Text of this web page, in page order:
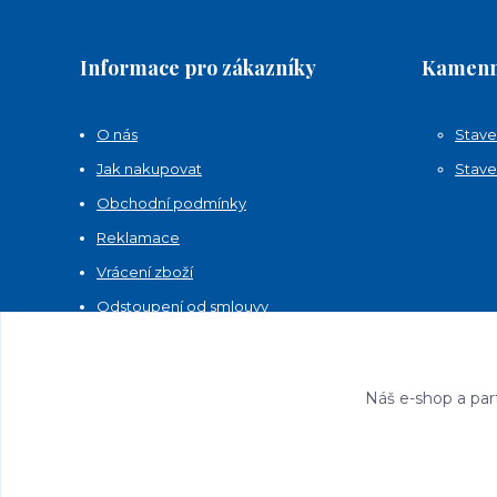
Informace pro zákazníky
O nás
Jak nakupovat
Obchodní podmínky
Reklamace
Vrácení zboží
Odstoupení od smlouvy
Náš e-shop a